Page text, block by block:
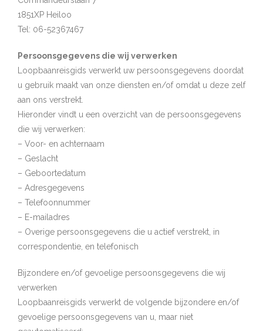
1851XP Heiloo
Tel: 06-52367467
Persoonsgegevens die wij verwerken
Loopbaanreisgids verwerkt uw persoonsgegevens doordat
u gebruik maakt van onze diensten en/of omdat u deze zelf
aan ons verstrekt.
Hieronder vindt u een overzicht van de persoonsgegevens
die wij verwerken:
– Voor- en achternaam
– Geslacht
– Geboortedatum
– Adresgegevens
– Telefoonnummer
– E-mailadres
– Overige persoonsgegevens die u actief verstrekt, in
correspondentie, en telefonisch
Bijzondere en/of gevoelige persoonsgegevens die wij
verwerken
Loopbaanreisgids verwerkt de volgende bijzondere en/of
gevoelige persoonsgegevens van u, maar niet